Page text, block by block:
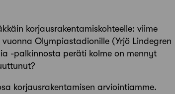
korjausrakentamiskohteelle: viime
Olympiastadionille (Yrjö Lindegren
-palkinnosta peräti kolme on mennyt
korjausrakentamisen arviointiamme.